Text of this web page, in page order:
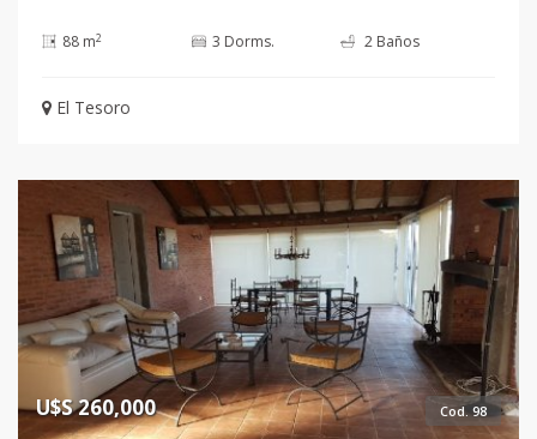
el terreno de 486 m2 te ofrecen todo lo que necesitas
información. +Comisión inmobiliaria regulada por la
Dormitorios 2 Baños 2 Suites , con capacidad para 6
personas Cocina : Cocina, Living Comedor Terreno : 486
m2 Edificado : 88 m2 Consulte con nuestros asesores. +
comision inmobiliaria 3.28+iva
88 m2 3 Dorms. 2 Baños
El Tesoro
Cod. 98
U$S 260,000